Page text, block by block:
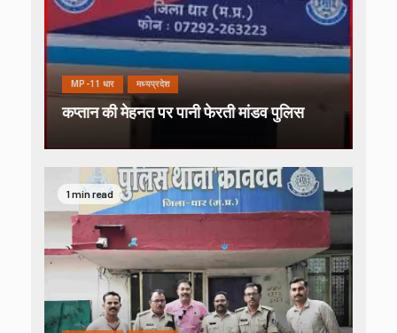
MP-11 धार मध्यप्रदेश
कप्तान की मेहनत पर पानी फेरती मांडव पुलिस
1 min read